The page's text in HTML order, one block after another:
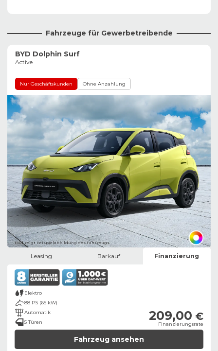
Fahrzeuge für Gewerbetreibende
BYD Dolphin Surf
Active
Nur Geschäftskunden Ohne Anzahlung
Bild zeigt Beispielabbildung des Fahrzeugs
Leasing Barkauf Finanzierung
Elektro
88 PS (65 kW)
Automatik
5 Türen
209,00 €
Finanzierungsrate
Fahrzeug ansehen